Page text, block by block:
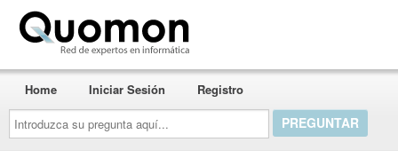
Introduzca
su
pregunta
aquí...
Home Iniciar Sesión Registro